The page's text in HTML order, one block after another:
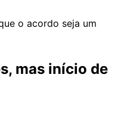
o acordo seja um
mas início de